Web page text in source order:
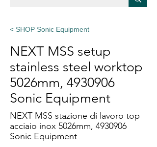
< SHOP Sonic Equipment
NEXT MSS setup
stainless steel worktop
5026mm, 4930906
Sonic Equipment
NEXT MSS stazione di lavoro top
acciaio inox 5026mm, 4930906
Sonic Equipment